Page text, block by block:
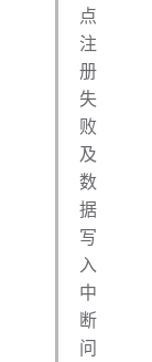
点
注
册
失
败
及
数
据
写
入
中
断
问